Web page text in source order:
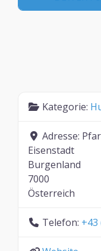
Kategorie:
Adresse:
Eisenstadt
Burgenland
7000
Österreich
Telefon: +43